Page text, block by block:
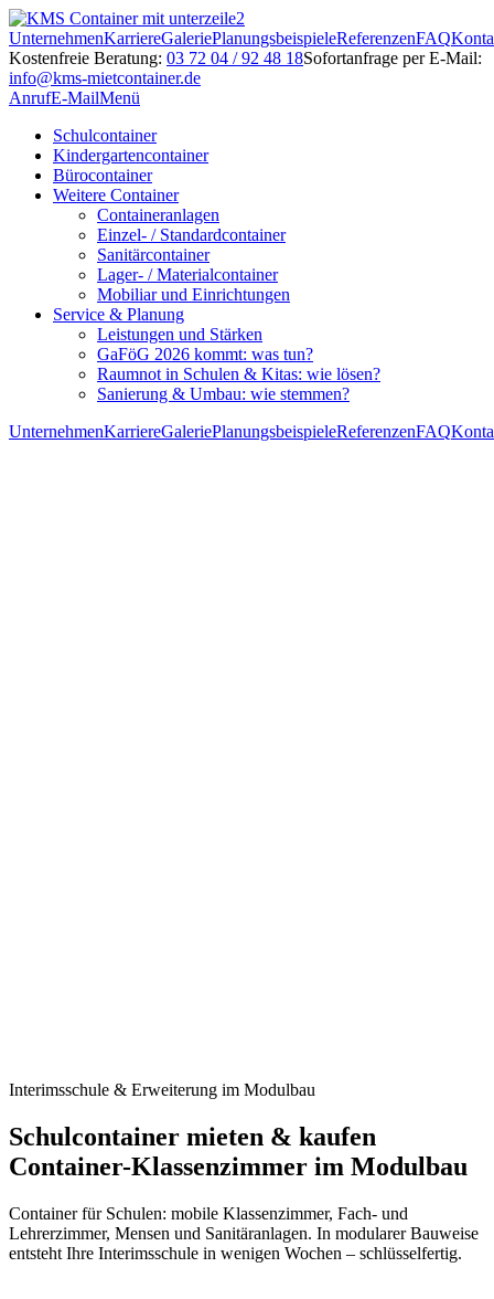
UnternehmenKarriereGaleriePlanungsbeispieleReferenzenFAQ
Kostenfreie Beratung: 03 72 04 / 92 48 18Sofortanfrage per E-Mail:
info@kms-mietcontainer.de
AnrufE-MailMenü
Schulcontainer
Kindergartencontainer
Bürocontainer
Weitere Container
Containeranlagen
Einzel- / Standardcontainer
Sanitärcontainer
Lager- / Materialcontainer
Mobiliar und Einrichtungen
Service & Planung
Leistungen und Stärken
GaFöG 2026 kommt: was tun?
Raumnot in Schulen & Kitas: wie lösen?
Sanierung & Umbau: wie stemmen?
UnternehmenKarriereGaleriePlanungsbeispieleReferenzenFAQ
Interimsschule & Erweiterung im Modulbau
Schulcontainer mieten & kaufen
Container-Klassenzimmer im Modulbau
Container für Schulen: mobile Klassenzimmer, Fach- und
Lehrerzimmer, Mensen und Sanitäranlagen. In modularer Bauweise
entsteht Ihre Interimsschule in wenigen Wochen – schlüsselfertig.